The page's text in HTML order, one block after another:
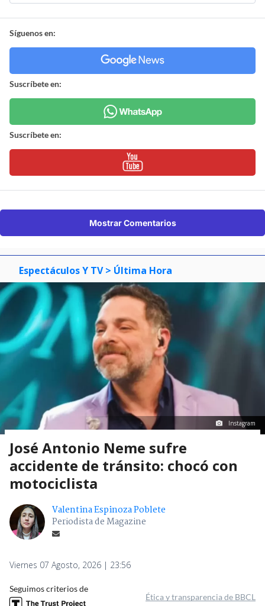
Síguenos en:
Suscríbete en:
Suscríbete en:
Mostrar Comentarios
Espectáculos Y TV > Última Hora
Instagram
José Antonio Neme sufre
accidente de tránsito: chocó con
motociclista
Valentina Espinoza Poblete
Periodista de Magazine
Viernes 07 Agosto, 2026 | 23:56
Seguimos criterios de
Ética y transparencia de BBCL